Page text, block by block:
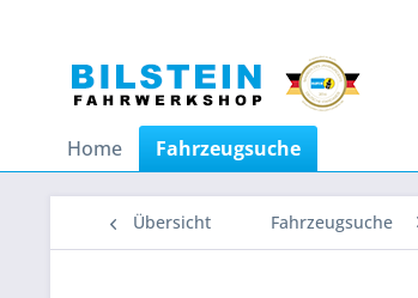
Home Fahrzeugsuche
Übersicht Fahrzeugsuche